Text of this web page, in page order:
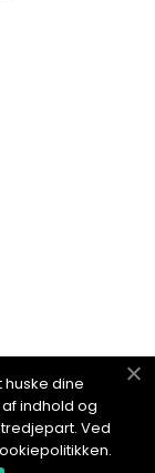
dine
indhold og
Ved